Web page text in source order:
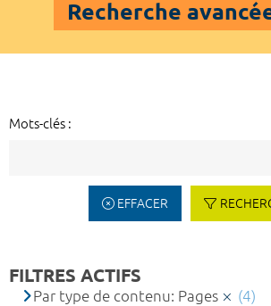
Recherche
Mots-clés :
EFFACER
FILTRES ACTIFS
Par type de contenu: Pages
(4)